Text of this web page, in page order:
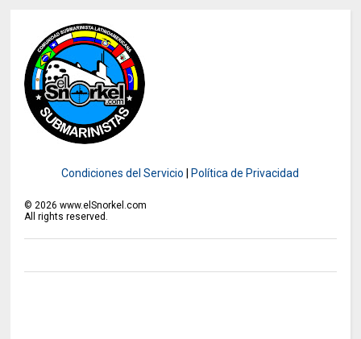
Condiciones del Servicio Política de Privacidad
©2026 www.elSnorkel.com
All rights reserved.